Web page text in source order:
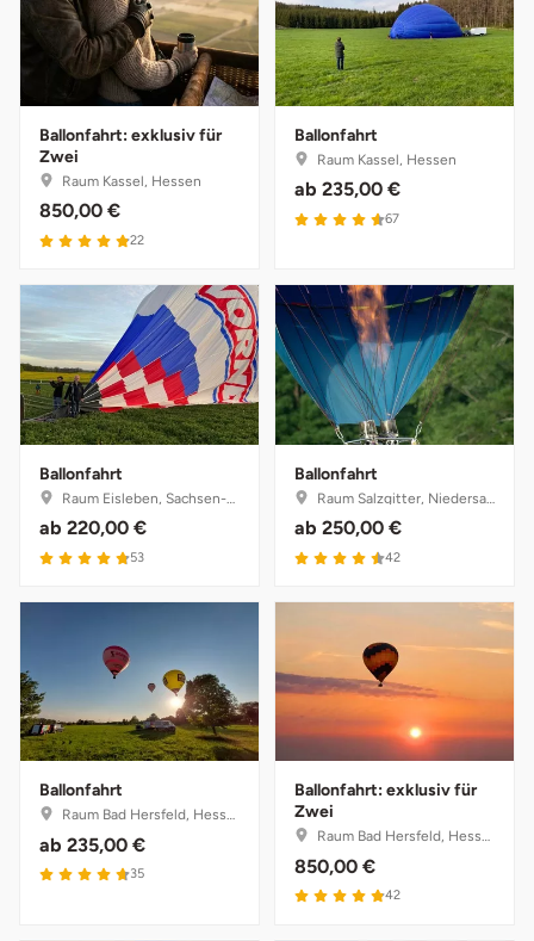
Ballonfahrt: exklusiv für
Zwei
Raum Kassel, Hessen
850,00 €
22
Ballonfahrt
Raum Kassel, Hessen
ab 235,00 €
67
Ballonfahrt
Raum Eisleben, Sachsen-Anhalt
ab 220,00 €
53
Ballonfahrt
Raum Salzgitter, Niedersachsen
ab 250,00 €
42
Ballonfahrt
Raum Bad Hersfeld, Hessen
ab 235,00 €
35
Ballonfahrt: exklusiv für
Zwei
Raum Bad Hersfeld, Hessen
850,00 €
42
Bruchköbel
Burghausen
Calw
Cloppenburg
Coburg
Cottbus
Darmstadt
Deggendorf
Dietzenbach
Dingolfing
Dorsten
Münster
Oberlausitz
Pirna
Ruhrgebiet
Strausberg (Berlin/Brandenburg)
Sömmerda
Weimar
sächsische Schweiz
Sangerhausen
Suhl
Unterwellenborn
Weißenfels
Witterda